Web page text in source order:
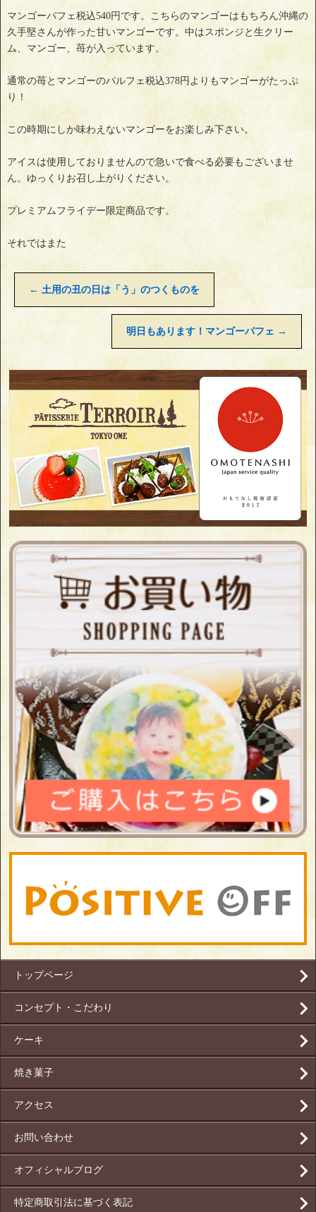
マンゴーパフェ税込540円です。こちらのマンゴーはもちろん沖縄の
久手堅さんが作った甘いマンゴーです。中はスポンジと生クリー
ム、マンゴー、苺が入っています。
通常の苺とマンゴーのパルフェ税込378円よりもマンゴーがたっぷ
り！
この時期にしか味わえないマンゴーをお楽しみ下さい。
アイスは使用しておりませんので急いで食べる必要もございませ
ん。ゆっくりお召し上がりください。
プレミアムフライデー限定商品です。
それではまた
← 土用の丑の日は「う」のつくものを
明日もあります！マンゴーパフェ →
トップページ
コンセプト・こだわり
ケーキ
焼き菓子
アクセス
お問い合わせ
オフィシャルブログ
特定商取引法に基づく表記